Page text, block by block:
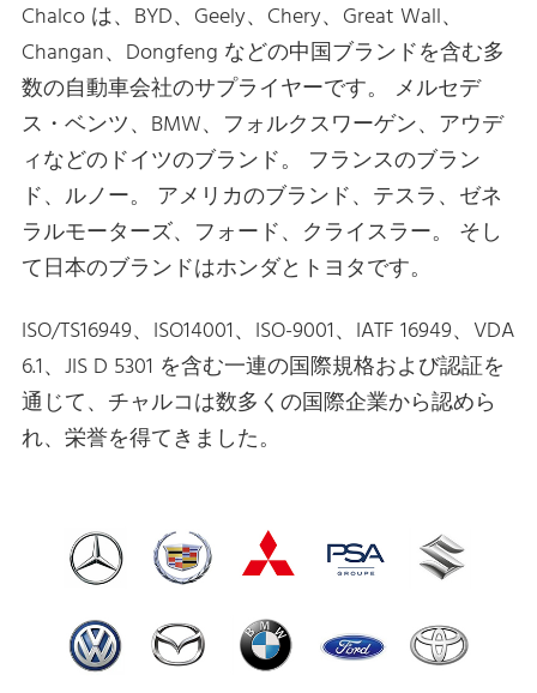
Chalco は、BYD、Geely、Chery、Great Wall、
Changan、Dongfeng などの中国ブランドを含む多
数の自動車会社のサプライヤーです。 メルセデ
ス・ベンツ、BMW、フォルクスワーゲン、アウデ
ィなどのドイツのブランド。 フランスのブラン
ド、ルノー。 アメリカのブランド、テスラ、ゼネ
ラルモーターズ、フォード、クライスラー。 そし
て日本のブランドはホンダとトヨタです。
ISO/TS16949、ISO14001、ISO-9001、IATF 16949、VDA
6.1、JIS D 5301 を含む一連の国際規格および認証を
通じて、チャルコは数多くの国際企業から認めら
れ、栄誉を得てきました。